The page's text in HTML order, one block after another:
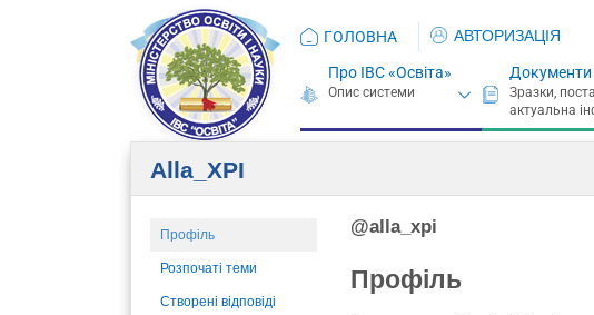
ГОЛОВНА АВТОРИЗАЦІЯ
Про ІВС «Освіта» Документи
Alla_XPI
Профіль
Розпочаті теми
Створені відповіді
@alla_xpi
Профіль